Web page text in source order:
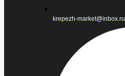
krepezh-market@inbox.ru